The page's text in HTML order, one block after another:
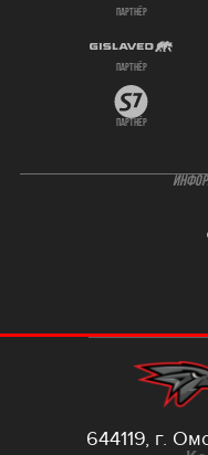
партнёр
партнёр
партнёр
644119, г.